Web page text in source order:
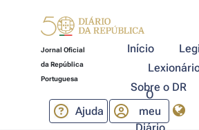
Jornal Oficial
da República
Portuguesa
Início
Sobre o DR
Ajuda
O
meu
Diário